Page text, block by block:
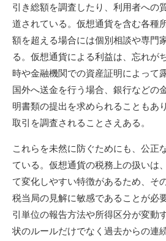
引き総額を調査したり、利用者への
道されている。仮想通貨を含む各種
額を超える場合には個別相談や専門
る。仮想通貨による利益は、忘れが
時や金融機関での資産証明によって
国外へ送金を行う場合、銀行などの
明書類の提出を求められることもあ
取引を調査されることさえある。
これらを未然に防ぐためにも、公正
ている。仮想通貨の税務上の扱いは
て変化しやすい特徴があるため、そ
税当局の見解に敏感であることが必
引単位の報告方法や所得区分が変動
状のルールだけでなく過去からの連